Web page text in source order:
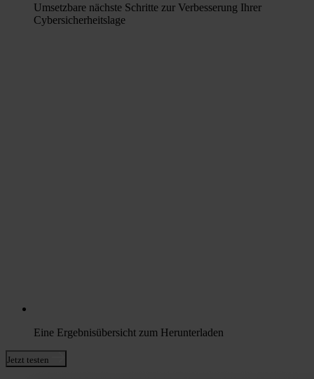
Umsetzbare nächste Schritte zur Verbesserung Ihrer
Cybersicherheitslage
Eine Ergebnisübersicht zum Herunterladen
Jetzt testen